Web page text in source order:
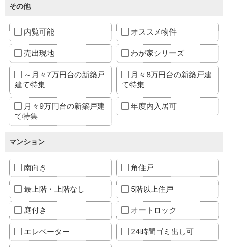
その他
内覧可能 オススメ物件
売出現地 わが家シリーズ
～月々7万円台の新築戸
建て特集
月々8万円台の新築戸建
て特集
月々9万円台の新築戸建
て特集
年度内入居可
マンション
南向き 角住戸
最上階・上階なし 5階以上住戸
庭付き オートロック
エレベーター 24時間ゴミ出し可